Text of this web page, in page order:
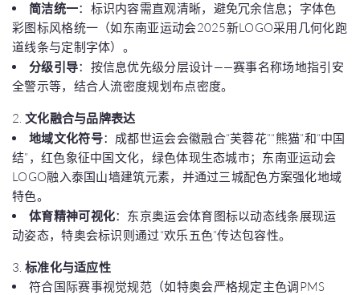
简洁统一：标识内容需直观清晰，避免冗余信息；字体色
彩图标风格统一（如东南亚运动会2025新LOGO采用几何化跑
道线条与定制字体）。
分级引导：按信息优先级分层设计——赛事名称场地指引安
全警示等，结合人流密度规划布点密度。
2. 文化融合与品牌表达
地域文化符号：成都世运会会徽融合“芙蓉花”“熊猫”和“中国
结”，红色象征中国文化，绿色体现生态城市；东南亚运动会
LOGO融入泰国山墙建筑元素，并通过三城配色方案强化地域
特色。
体育精神可视化：东京奥运会体育图标以动态线条展现运
动姿态，特奥会标识则通过“欢乐五色”传达包容性。
3. 标准化与适应性
符合国际赛事视觉规范（如特奥会严格规定主色调PMS